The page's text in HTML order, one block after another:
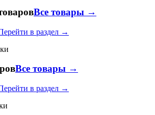
Все товары →
в раздел →
Все товары →
в раздел →